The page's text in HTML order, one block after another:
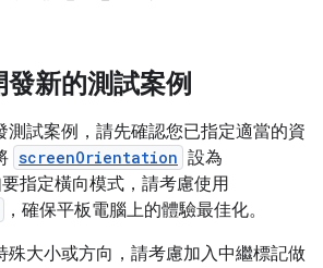
新的測試案例
測試案例，請先確認您已指定適當的資
screenOrientation 設為
指定橫向模式，請考慮使用
，確保平板電腦上的體驗最佳化。
殊大小或方向，請考慮加入中繼標記做